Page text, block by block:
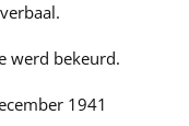
werd bekeurd.
1941